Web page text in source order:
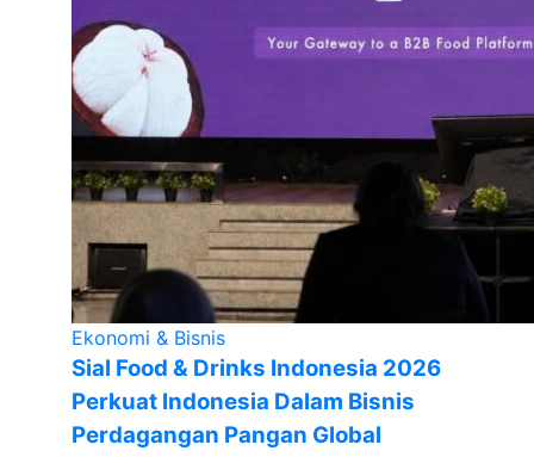
Ekonomi & Bisnis
Sial Food & Drinks Indonesia 2026
Perkuat Indonesia Dalam Bisnis
Perdagangan Pangan Global